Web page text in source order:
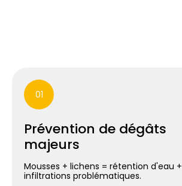
01
Prévention de dégâts
majeurs
Mousses + lichens = rétention d'eau +
infiltrations problématiques.